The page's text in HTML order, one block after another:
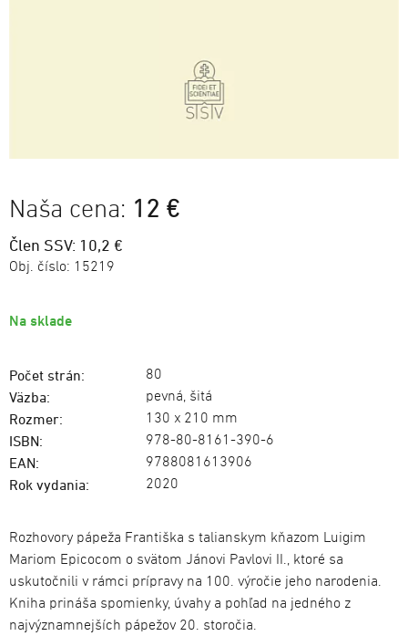
Naša cena: 12 €
Člen SSV: 10,2 €
Obj. číslo: 15219
Na sklade
Počet strán: 80
Väzba: pevná, šitá
Rozmer: 130 x 210 mm
ISBN: 978-80-8161-390-6
EAN: 9788081613906
Rok vydania: 2020
Rozhovory pápeža Františka s talianskym kňazom Luigim
Mariom Epicocom o svätom Jánovi Pavlovi II., ktoré sa
uskutočnili v rámci prípravy na 100. výročie jeho narodenia.
Kniha prináša spomienky, úvahy a pohľad na jedného z
najvýznamnejších pápežov 20. storočia.